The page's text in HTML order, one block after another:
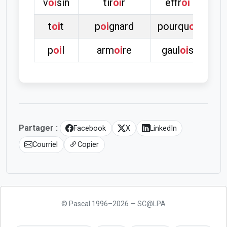
voisin tiroir effroi
toit poignard pourquoi
poil armoire gaulois
Partager : Facebook X
LinkedIn
Courriel
Copier
© Pascal 1996–2026 — SC@LPA